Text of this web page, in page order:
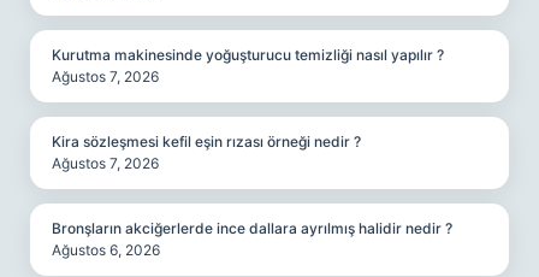
Kurutma makinesinde yoğuşturucu temizliği nasıl yapılır ?
Ağustos 7, 2026
Kira sözleşmesi kefil eşin rızası örneği nedir ?
Ağustos 7, 2026
Bronşların akciğerlerde ince dallara ayrılmış halidir nedir ?
Ağustos 6, 2026